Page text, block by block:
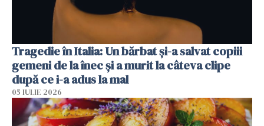
Tragedie în Italia: Un bărbat și-a salvat copiii
gemeni de la înec și a murit la câteva clipe
după ce i-a adus la mal
05 IULIE 2026